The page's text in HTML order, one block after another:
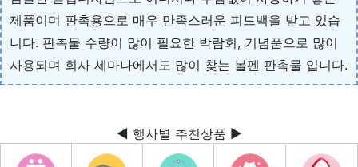
제품이며 판촉용으로 매우 만족스러운 피드백을 받고 있습
니다. 판촉물 수량이 많이 필요한 박람회, 기념품으로 많이
사용되며 회사 세마나에서도 많이 찾는 볼펜 판촉물 입니다.
◀ 행사별 추천상품 ▶